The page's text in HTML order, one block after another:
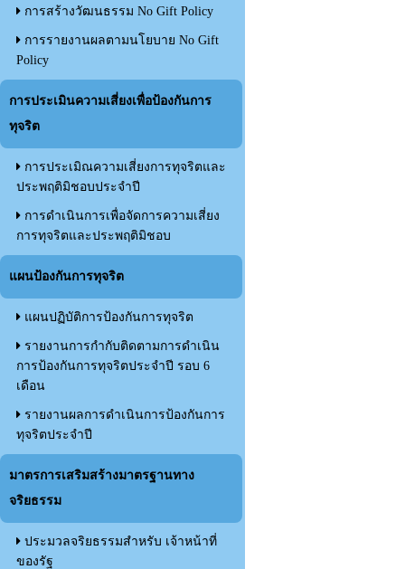
การสร้างวัฒนธรรม No Gift Policy
การรายงานผลตามนโยบาย No Gift
Policy
การประเมินความเสี่ยงเพื่อป้องกันการ
ทุจริต
การประเมิณความเสี่ยงการทุจริตและ
ประพฤติมิชอบประจำปี
การดำเนินการเพื่อจัดการความเสี่ยง
การทุจริตและประพฤติมิชอบ
แผนป้องกันการทุจริต
แผนปฏิบัติการป้องกันการทุจริต
รายงานการกำกับติดตามการดำเนิน
การป้องกันการทุจริตประจำปี รอบ 6
เดือน
รายงานผลการดำเนินการป้องกันการ
ทุจริตประจำปี
มาตรการเสริมสร้างมาตรฐานทาง
จริยธรรม
ประมวลจริยธรรมสำหรับ เจ้าหน้าที่
ของรัฐ